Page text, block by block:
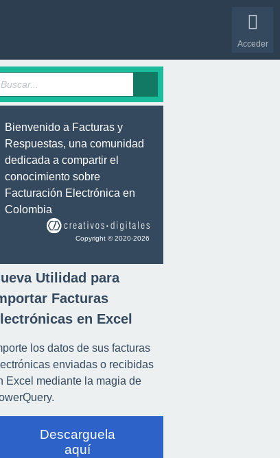
Acceder
Bienvenido a Facturas y
Respuestas, una comunidad
dedicada a compartir el
conocimiento sobre
Facturación Electrónica en
Colombia
Copyright © 2020-2026
Utilidad para
Facturas
en Excel
los datos de sus facturas
enviadas o recibidas
Excel mediante la magia de
Descarguela
aquí